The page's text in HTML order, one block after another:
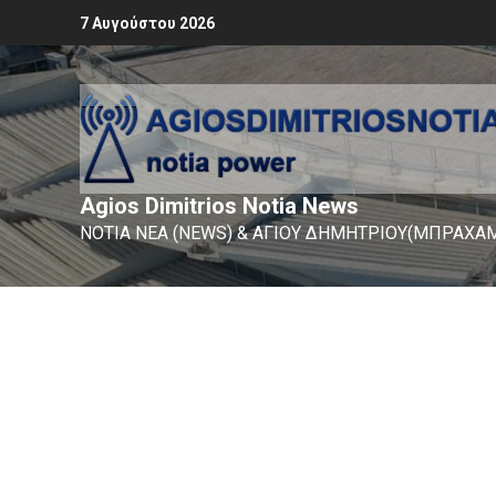
7 Αυγούστου 2026
Agios Dimitrios Notia News
ΝΟΤΙΑ ΝΕΑ (NEWS) & ΑΓΙΟΥ